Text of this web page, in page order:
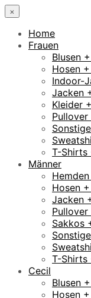
×
Home
Frauen
Blusen
Hosen
Indoor-
Jacken
Kleider
T-Shirts
Männer
Hosen
Jacken
Sakkos
T-Shirts
Cecil
Blusen
Hosen